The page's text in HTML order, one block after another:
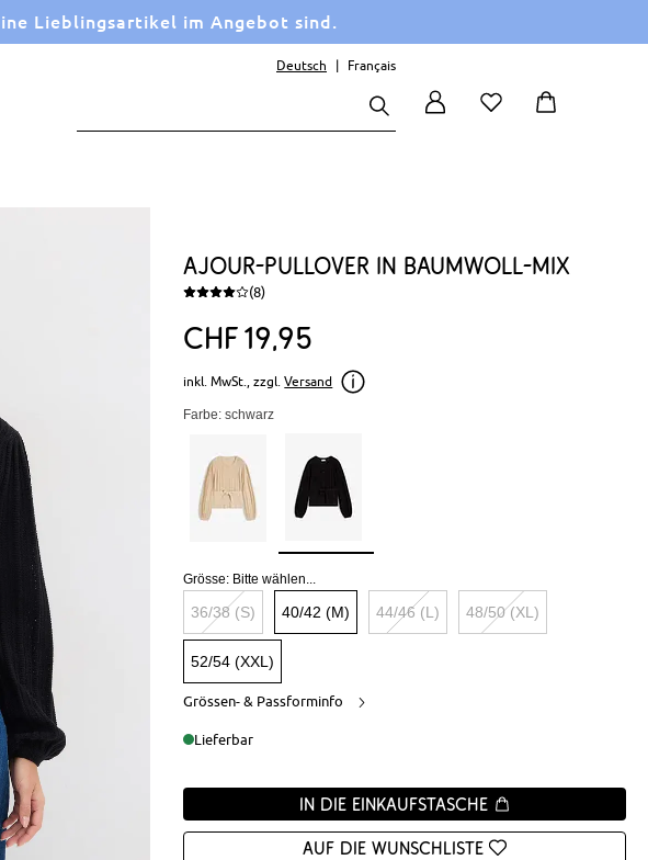
Lieblingsartikel im Angebot sind.
Deutsch Français
Ajour-Pullover in Baumwoll-Mix
(8)
CHF19 95
inkl. MwSt., zzgl. Versand
Farbe: schwarz
Grösse: Bitte wählen...
36/38 (S) 40/42 (M) 44/46 (L) 48/50 (XL)
52/54 (XXL)
Grössen- & Passforminfo
Lieferbar
In die Einkaufstasche
Auf die Wunschliste